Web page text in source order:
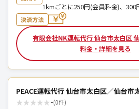
1kmごとに250円(会員料金)、300
決済方法
有限会社NK運転代行 仙台市太白区
料金・詳細を見る
PEACE運転代行 仙台市太白区／仙台市
★★★★★-(0件)